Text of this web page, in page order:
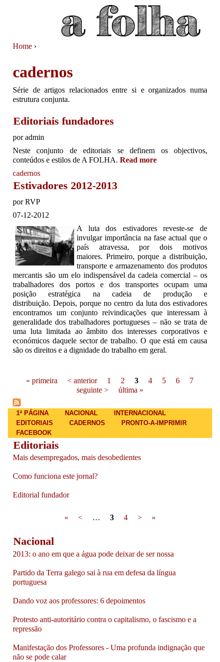
Jump to navigation
You are here
Home ›
cadernos
Série de artigos relacionados entre si e organizados numa
estrutura conjunta.
Editoriais fundadores
poradmin
Neste conjunto de editoriais se definem os objectivos,
conteúdos e estilos de A FOLHA. Read more
cadernos
Estivadores 2012-2013
porRVP
07-12-2012
A luta dos estivadores reveste-se de
invulgar importância na fase actual que o
país atravessa, por dois motivos
maiores. Primeiro, porque a distribuição,
transporte e armazenamento dos produtos
mercantis são um elo indispensável da cadeia comercial – os
trabalhadores dos portos e dos transportes ocupam uma
posição estratégica na cadeia de produção e
distribuição. Depois, porque no centro da luta dos estivadores
encontramos um conjunto reivindicações que interessam à
generalidade dos trabalhadores portugueses – não se trata de
uma luta limitada ao âmbito dos interesses corporativos e
económicos daquele sector de trabalho. O que está em causa
são os direitos e a dignidade do trabalho em geral.
Pages
« primeira < anterior 1 2 3 4 5 6
7
seguinte >
última »
Main menu
1ª PÁGINA NACIONAL
INTERNACIONAL
EDITORIAIS
CADERNOS
PRONTO-A-IMPRIMIR
FACEBOOK
Editoriais
Mais desempregados, mais desobedientes
Como funciona este jornal?
Editorial fundador
« < … 3 4 > »
Nacional
2013: o ano em que a água pode deixar de ser nossa
Partido da Terra galego sai à rua em defesa da língua
portuguesa
Dando voz aos professores: 6 depoimentos
Protesto anti-autoritário contra o capitalismo, o fascismo e a
repressão
Manifestação dos Professores - Uma profunda indignação que
não se pode calar